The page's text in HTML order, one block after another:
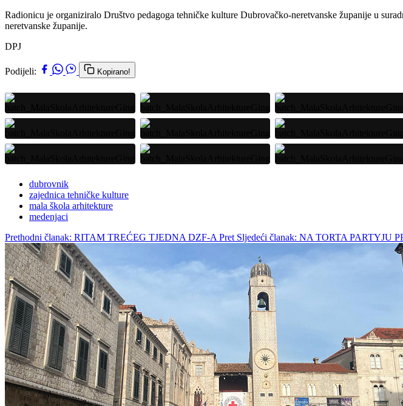
Radionicu je organiziralo Društvo pedagoga tehničke kulture Dubrovačko-neretvanske županije u
neretvanske županije.
DPJ
Podijeli: Kopirano!
dubrovnik
zajednica tehničke kulture
mala škola arhitekture
medenjaci
Prethodni članak: RITAM TREĆEG TJEDNA DZF-A Pret Sljedeći članak: NA TORTA PARTYJU